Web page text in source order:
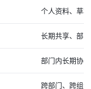
个人资料、草
长期共享、部
部门内长期协
跨部门、跨组